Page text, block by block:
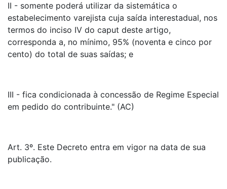
II - somente poderá utilizar da sistemática o
estabelecimento varejista cuja saída interestadual, nos
termos do inciso IV do caput deste artigo,
corresponda a, no mínimo, 95% (noventa e cinco por
cento) do total de suas saídas; e
III - fica condicionada à concessão de Regime Especial
em pedido do contribuinte." (AC)
Art. 3º. Este Decreto entra em vigor na data de sua
publicação.